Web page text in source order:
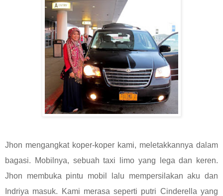
Jhon mengangkat koper-koper kami, meletakkannya dalam
bagasi. Mobilnya, sebuah taxi limo yang lega dan keren.
Jhon membuka pintu mobil lalu mempersilakan aku dan
Indriya masuk. Kami merasa seperti putri Cinderella yang